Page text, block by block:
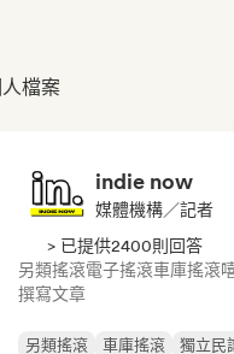
檔案
indie now
媒體機構／記者
> 已提供2400則回答
另類搖滾電子搖滾車庫搖滾
撰寫文章
另類搖滾 車庫搖滾 獨立民